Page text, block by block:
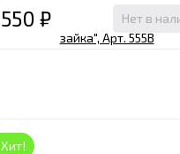
550 ₽ Нет в
Хит!